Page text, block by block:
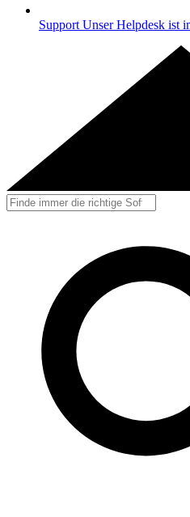
Support Unser Helpdesk ist